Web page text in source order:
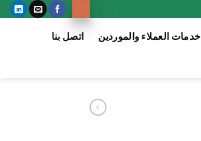
خدمات العملاء والموردين
اتصل بنا